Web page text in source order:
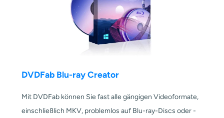
DVDFab Blu-ray Creator
Mit DVDFab können Sie fast alle gängigen Videoformate,
einschließlich MKV, problemlos auf Blu-ray-Discs oder -